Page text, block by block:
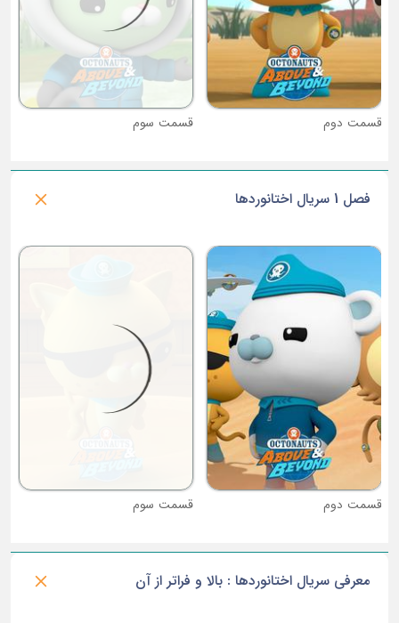
قسمت دوم قسمت سوم
فصل 1 سریال اختانوردها
قسمت دوم قسمت سوم
معرفی سریال اختانوردها : بالا و فراتر از آن